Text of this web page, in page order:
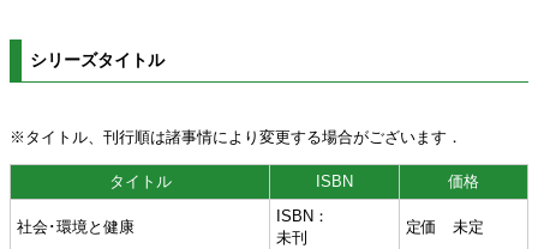
シリーズタイトル
※タイトル、刊行順は諸事情により変更する場合がございます．
タイトル ISBN 価格
社会･環境と健康
ISBN：
未刊
定価 未定